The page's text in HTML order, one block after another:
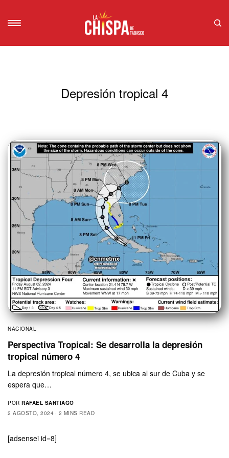
Depresión tropical 4
NACIONAL
Perspectiva Tropical: Se desarrolla la depresión
tropical número 4
La depresión tropical número 4, se ubica al sur de Cuba y se
espera que…
POR RAFAEL SANTIAGO
2 AGOSTO, 2024
2 MINS READ
[adsensei id=8]